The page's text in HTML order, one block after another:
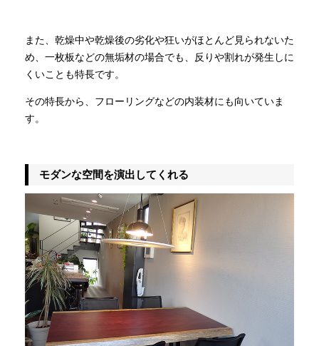
また、乾燥中や乾燥後の劣化や狂いがほとんど見られないた
め、一枚板などの無垢材の場合でも、反りや割れが発生しに
くいことも特長です。
その特長から、フローリングなどの内装材にも向いていま
す。
モダンな空間を演出してくれる